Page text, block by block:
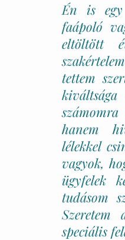
Én is egy
faápoló
eltöltött
tettem
hanem
lélekkel
vagyok,
ügyfelek
tudásom
speciális